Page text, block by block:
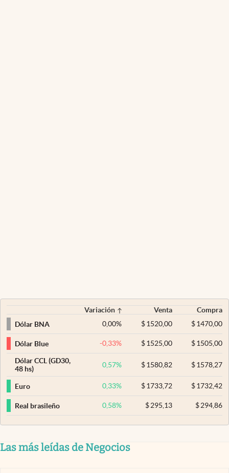
Variación Venta
Compra
Dólar BNA
0,00% $ 1520,00 $1470,00
Dólar Blue -0,33% $ 1525,00 $1505,00
Dólar CCL (GD30,
48 hs)
0,57% $ 1580,82 $1578,27
Euro 0,33% $ 1733,72 $1732,42
Real brasileño 0,58% $295,13 $294,86
Las más leídas de Negocios